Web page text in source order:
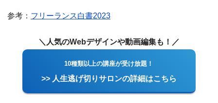
参考： フリーランス白書2023
＼人気のWebデザインや動画編集も！／
10種類以上の講座が受け放題！
>> 人生逃げ切りサロンの詳細はこちら